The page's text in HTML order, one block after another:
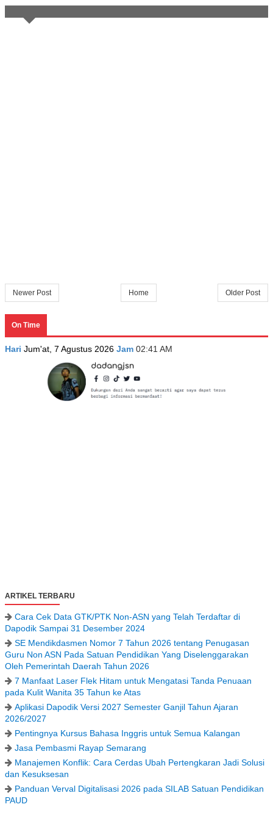
Newer Post Older Post
Home
On Time
Hari Jum'at, 7 Agustus 2026 Jam 02:41 AM
ARTIKEL TERBARU
Cara Cek Data GTK/PTK Non-ASN yang Telah Terdaftar di
Dapodik Sampai 31 Desember 2024
SE Mendikdasmen Nomor 7 Tahun 2026 tentang Penugasan
Guru Non ASN Pada Satuan Pendidikan Yang Diselenggarakan
Oleh Pemerintah Daerah Tahun 2026
7 Manfaat Laser Flek Hitam untuk Mengatasi Tanda Penuaan
pada Kulit Wanita 35 Tahun ke Atas
Aplikasi Dapodik Versi 2027 Semester Ganjil Tahun Ajaran
2026/2027
Pentingnya Kursus Bahasa Inggris untuk Semua Kalangan
Jasa Pembasmi Rayap Semarang
Manajemen Konflik: Cara Cerdas Ubah Pertengkaran Jadi Solusi
dan Kesuksesan
Panduan Verval Digitalisasi 2026 pada SILAB Satuan Pendidikan
PAUD